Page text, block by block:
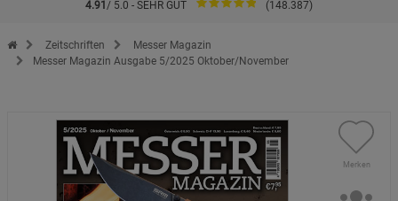
4.91 / 5.0 - SEHR GUT (148.387)
Zur Startseite des Kopp Verlag Online-Shop
Zeitschriften
Messer Magazin
Messer Magazin Ausgabe 5/2025 Oktober/November
Merken